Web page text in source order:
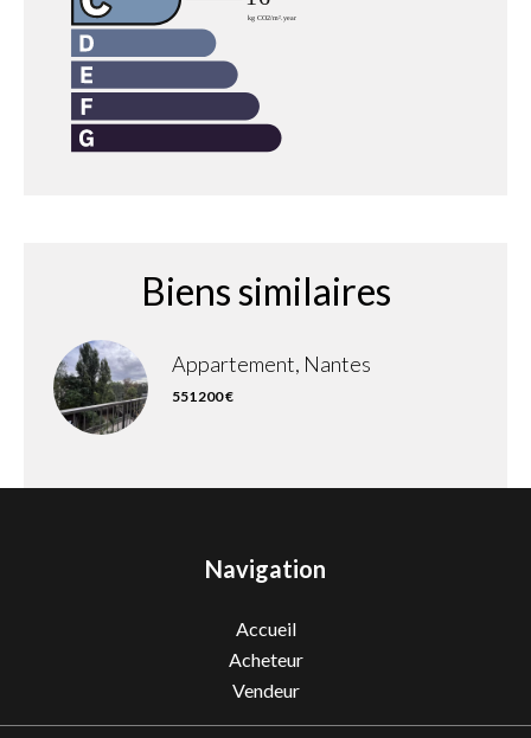
Biens similaires
Appartement, Nantes
551 200 €
Navigation
Accueil
Acheteur
Vendeur